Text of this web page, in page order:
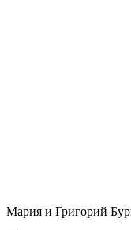
Мария и Григорий